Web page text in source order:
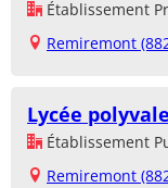
Établissement
Remiremont
Lycée
Établissement
Remiremont